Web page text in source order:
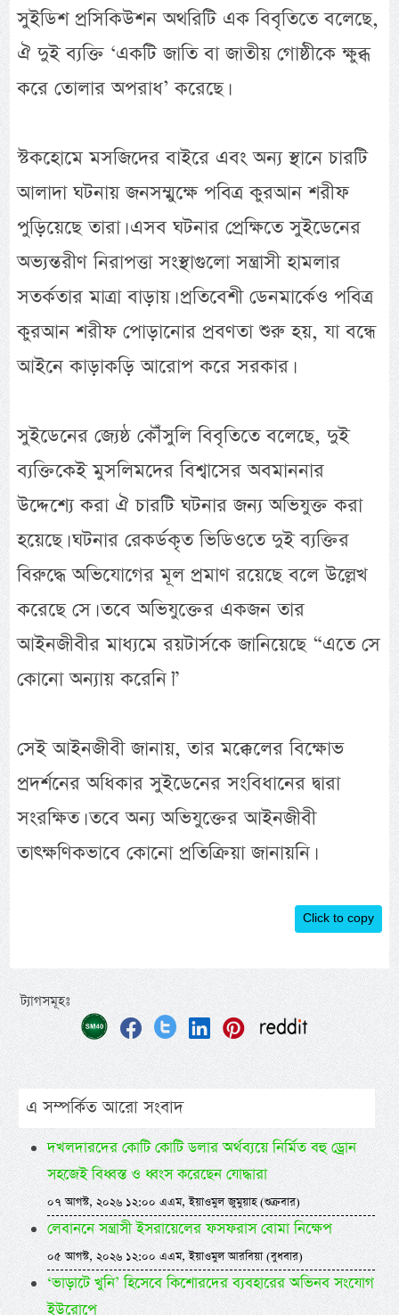
সুইডিশ প্রসিকিউশন অথরিটি এক বিবৃতিতে বলেছে,
ঐ দুই ব্যক্তি ‘একটি জাতি বা জাতীয় গোষ্ঠীকে ক্ষুব্ধ
করে তোলার অপরাধ’ করেছে।
স্টকহোমে মসজিদের বাইরে এবং অন্য স্থানে চারটি
আলাদা ঘটনায় জনসম্মুক্ষে পবিত্র কুরআন শরীফ
পুড়িয়েছে তারা। এসব ঘটনার প্রেক্ষিতে সুইডেনের
অভ্যন্তরীণ নিরাপত্তা সংস্থাগুলো সন্ত্রাসী হামলার
সতর্কতার মাত্রা বাড়ায়। প্রতিবেশী ডেনমার্কেও পবিত্র
কুরআন শরীফ পোড়ানোর প্রবণতা শুরু হয়, যা বন্ধে
আইনে কাড়াকড়ি আরোপ করে সরকার।
সুইডেনের জ্যেষ্ঠ কৌঁসুলি বিবৃতিতে বলেছে, দুই
ব্যক্তিকেই মুসলিমদের বিশ্বাসের অবমাননার
উদ্দেশ্যে করা ঐ চারটি ঘটনার জন্য অভিযুক্ত করা
হয়েছে। ঘটনার রেকর্ডকৃত ভিডিওতে দুই ব্যক্তির
বিরুদ্ধে অভিযোগের মূল প্রমাণ রয়েছে বলে উল্লেখ
করেছে সে। তবে অভিযুক্তের একজন তার
আইনজীবীর মাধ্যমে রয়টার্সকে জানিয়েছে “এতে সে
কোনো অন্যায় করেনি।”
সেই আইনজীবী জানায়, তার মক্কেলের বিক্ষোভ
প্রদর্শনের অধিকার সুইডেনের সংবিধানের দ্বারা
সংরক্ষিত। তবে অন্য অভিযুক্তের আইনজীবী
তাৎক্ষণিকভাবে কোনো প্রতিক্রিয়া জানায়নি।
Click to copy
ট্যাগসমূহঃ
এ সম্পর্কিত আরো সংবাদ
দখলদারদের কোটি কোটি ডলার অর্থব্যয়ে নির্মিত বহু ড্রোন
সহজেই বিধ্বস্ত ও ধ্বংস করেছেন যোদ্ধারা
০৭ আগস্ট, ২০২৬ ১২:০০ এএম, ইয়াওমুল জুমুয়াহ (শুক্রবার)
লেবাননে সন্ত্রাসী ইসরায়েলের ফসফরাস বোমা নিক্ষেপ
০৫ আগস্ট, ২০২৬ ১২:০০ এএম, ইয়াওমুল আরবিয়া (বুধবার)
‘ভাড়াটে খুনি’ হিসেবে কিশোরদের ব্যবহারের অভিনব সংযোগ
ইউরোপে